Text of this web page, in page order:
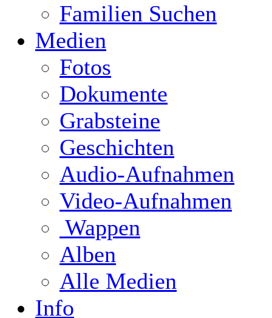
Familien Suchen
Medien
Fotos
Dokumente
Grabsteine
Geschichten
Audio-Aufnahmen
Video-Aufnahmen
Wappen
Alben
Alle Medien
Info